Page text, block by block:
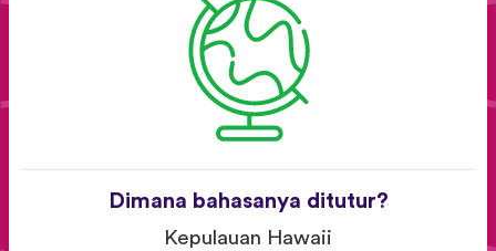
Dimana bahasanya ditutur?
Kepulauan Hawaii